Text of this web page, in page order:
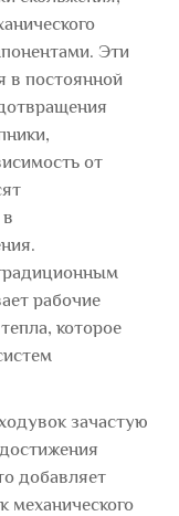
Эти
в постоянной
от
рабочие
которое
зачастую
добавляет
механического